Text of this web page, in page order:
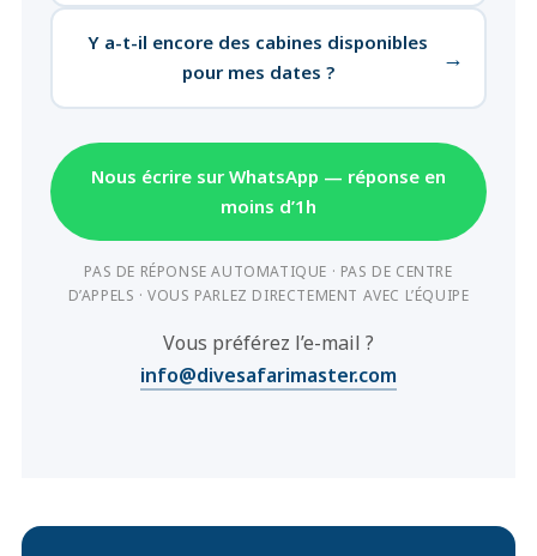
Y a-t-il encore des cabines disponibles
pour mes dates ?
→
Nous écrire sur WhatsApp — réponse en
moins d’1h
PAS DE RÉPONSE AUTOMATIQUE · PAS DE CENTRE
D’APPELS · VOUS PARLEZ DIRECTEMENT AVEC L’ÉQUIPE
Vous préférez l’e-mail ?
info@divesafarimaster.com